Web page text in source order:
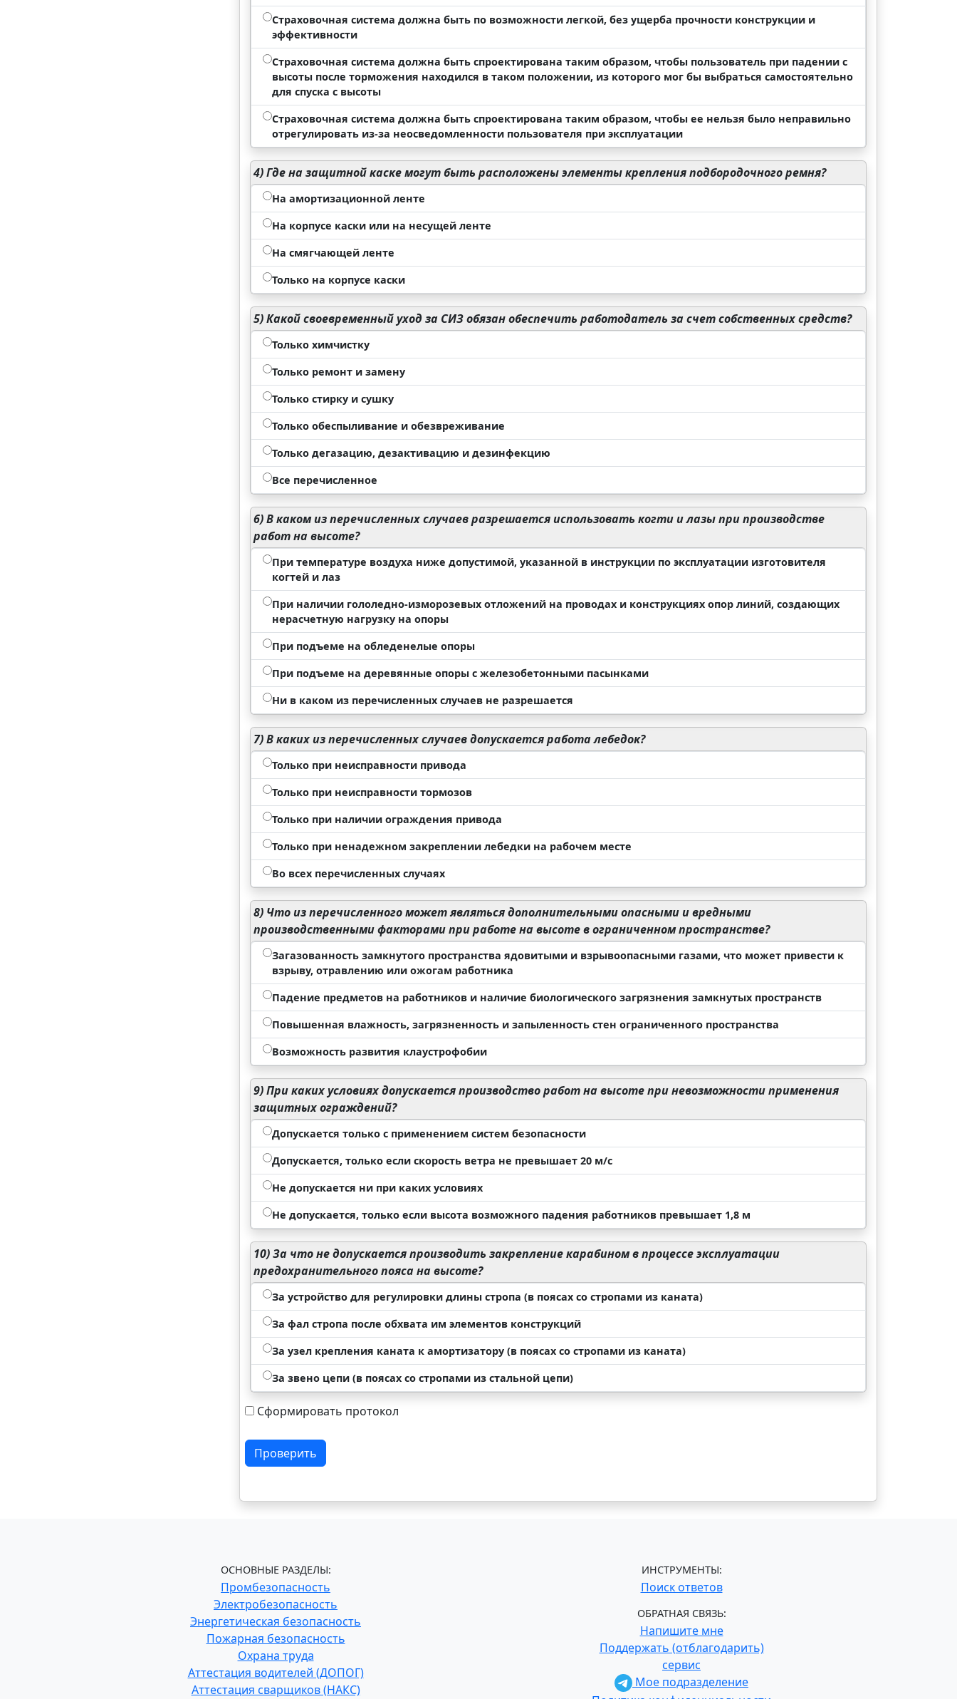
Страховочная система должна быть по возможности легкой, без ущерба прочности конструкции и
эффективности
Страховочная система должна быть спроектирована таким образом, чтобы пользователь при падении с
высоты после торможения находился в таком положении, из которого мог бы выбраться самостоятельно
для спуска с высоты
Страховочная система должна быть спроектирована таким образом, чтобы ее нельзя было неправильно
отрегулировать из-за неосведомленности пользователя при эксплуатации
4)Где на защитной каске могут быть расположены элементы крепления подбородочного ремня?
На амортизационной ленте
На корпусе каски или на несущей ленте
На смягчающей ленте
Только на корпусе каски
5)Какой своевременный уход за СИЗ обязан обеспечить работодатель за счет собственных средств?
Только химчистку
Только ремонт и замену
Только стирку и сушку
Только обеспыливание и обезвреживание
Только дегазацию, дезактивацию и дезинфекцию
Все перечисленное
6)В каком из перечисленных случаев разрешается использовать когти и лазы при производстве
работ на высоте?
При температуре воздуха ниже допустимой, указанной в инструкции по эксплуатации изготовителя
когтей и лаз
При наличии гололедно-изморозевых отложений на проводах и конструкциях опор линий, создающих
нерасчетную нагрузку на опоры
При подъеме на обледенелые опоры
При подъеме на деревянные опоры с железобетонными пасынками
Ни в каком из перечисленных случаев не разрешается
7)В каких из перечисленных случаев допускается работа лебедок?
Только при неисправности привода
Только при неисправности тормозов
Только при наличии ограждения привода
Только при ненадежном закреплении лебедки на рабочем месте
Во всех перечисленных случаях
8) Что из перечисленного может являться дополнительными опасными и вредными
производственными факторами при работе на высоте в ограниченном пространстве?
Загазованность замкнутого пространства ядовитыми и взрывоопасными газами, что может привести к
взрыву, отравлению или ожогам работника
Падение предметов на работников и наличие биологического загрязнения замкнутых пространств
Повышенная влажность, загрязненность и запыленность стен ограниченного пространства
Возможность развития клаустрофобии
9)При каких условиях допускается производство работ на высоте при невозможности применения
защитных ограждений?
Допускается только с применением систем безопасности
Допускается, только если скорость ветра не превышает 20 м/с
Не допускается ни при каких условиях
Не допускается, только если высота возможного падения работников превышает 1,8 м
10)За что не допускается производить закрепление карабином в процессе эксплуатации
предохранительного пояса на высоте?
За устройство для регулировки длины стропа (в поясах со стропами из каната)
За фал стропа после обхвата им элементов конструкций
За узел крепления каната к амортизатору (в поясах со стропами из каната)
За звено цепи (в поясах со стропами из стальной цепи)
Сформировать протокол
Проверить
ОСНОВНЫЕ РАЗДЕЛЫ:
Промбезопасность
Электробезопасность
Энергетическая безопасность
Пожарная безопасность
Охрана труда
Аттестация водителей (ДОПОГ)
Аттестация сварщиков (НАКС)
ИНСТРУМЕНТЫ:
Поиск ответов
ОБРАТНАЯ СВЯЗЬ:
Напишите мне
Поддержать (отблагодарить)
сервис
Мое подразделение